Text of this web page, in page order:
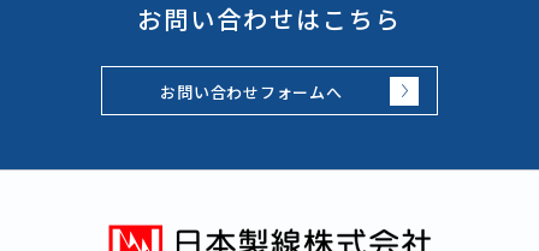
お問い合わせはこちら
お問い合わせフォームへ